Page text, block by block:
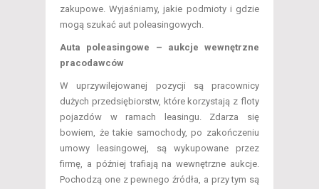
zakupowe. Wyjaśniamy, jakie podmioty i gdzie
mogą szukać aut poleasingowych.
Auta poleasingowe – aukcje wewnętrzne
pracodawców
W uprzywilejowanej pozycji są pracownicy
dużych przedsiębiorstw, które korzystają z floty
pojazdów w ramach leasingu. Zdarza się
bowiem, że takie samochody, po zakończeniu
umowy leasingowej, są wykupowane przez
firmę, a później trafiają na wewnętrzne aukcje.
Pochodzą one z pewnego źródła, a przy tym są